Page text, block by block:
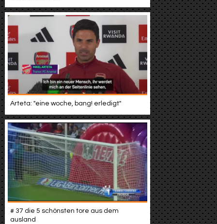
Arteta: "eine woche, bang! erledigt"
# 37 die 5 schönsten tore aus dem
ausland